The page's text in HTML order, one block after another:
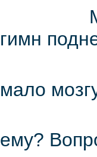
гимн
мало
ему?